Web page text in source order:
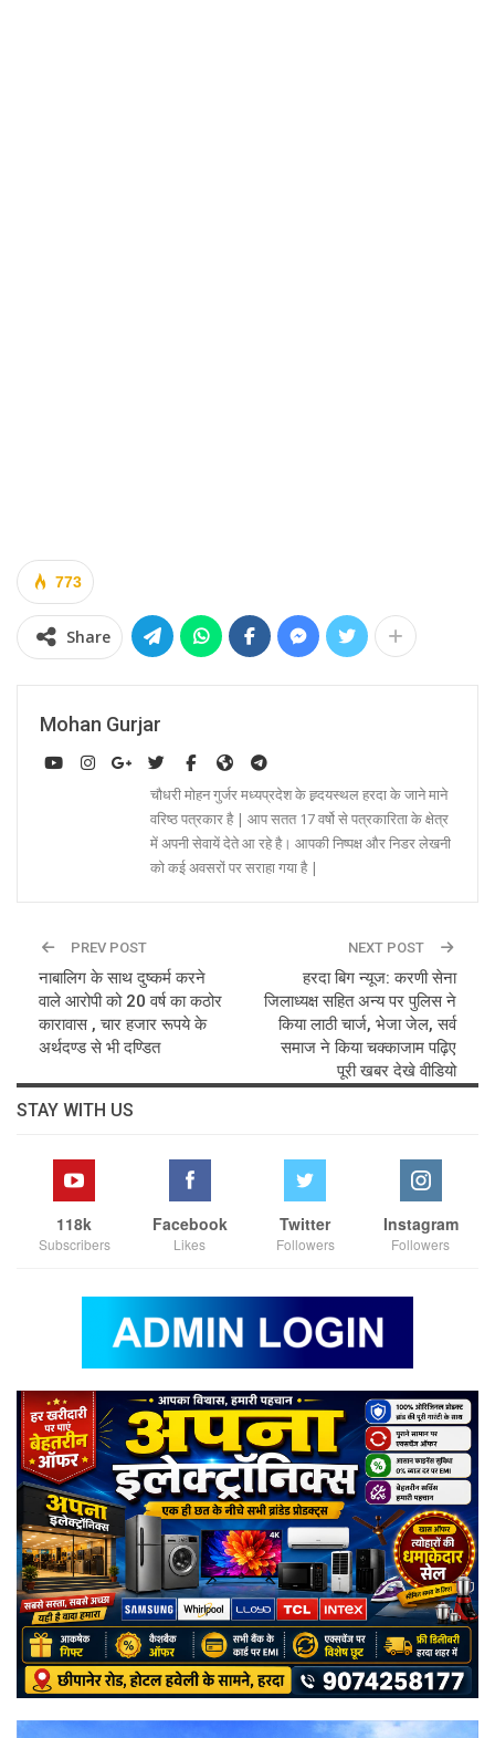
773
Share
Mohan Gurjar
चौधरी मोहन गुर्जर मध्यप्रदेश के ह्र्दयस्थल हरदा के जाने माने
वरिष्ठ पत्रकार है | आप सतत 17 वर्षो से पत्रकारिता के क्षेत्र
में अपनी सेवायें देते आ रहे है। आपकी निष्पक्ष और निडर लेखनी
को कई अवसरों पर सराहा गया है |
PREV POST
नाबालिग के साथ दुष्कर्म करने
वाले आरोपी को 20 वर्ष का कठोर
कारावास , चार हजार रूपये के
अर्थदण्ड से भी दण्डित
NEXT POST
हरदा बिग न्यूज: करणी सेना
जिलाध्यक्ष सहित अन्य पर पुलिस ने
किया लाठी चार्ज, भेजा जेल, सर्व
समाज ने किया चक्काजाम पढ़िए
पूरी खबर देखे वीडियो
STAY WITH US
118k
Subscribers
Facebook
Likes
Twitter
Followers
Instagram
Followers